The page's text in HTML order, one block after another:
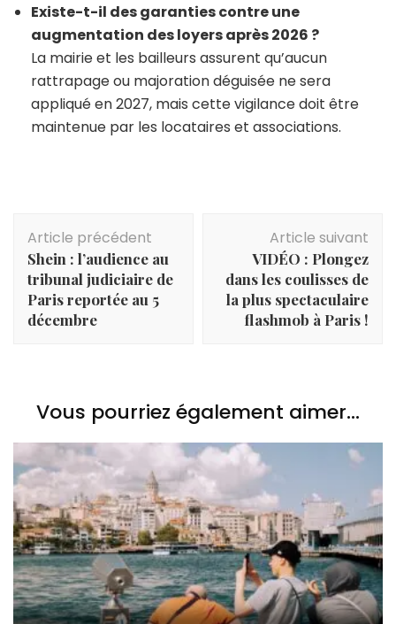
Existe-t-il des garanties contre une
augmentation des loyers après 2026 ?
La mairie et les bailleurs assurent qu’aucun
rattrapage ou majoration déguisée ne sera
appliqué en 2027, mais cette vigilance doit être
maintenue par les locataires et associations.
Navigation
d'article
Article précédent
Shein : l’audience au
tribunal judiciaire de
Paris reportée au 5
décembre
Article suivant
VIDÉO : Plongez
dans les coulisses de
la plus spectaculaire
flashmob à Paris !
Vous pourriez également aimer...